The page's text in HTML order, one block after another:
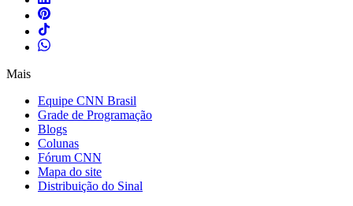
Mais
Equipe CNN Brasil
Grade de Programação
Blogs
Colunas
Fórum CNN
Mapa do site
Distribuição do Sinal